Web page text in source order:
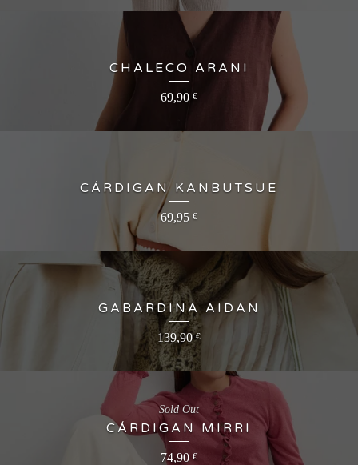
CHALECO ARANI
69,90 €
CÁRDIGAN KANBUTSUE
69,95 €
GABARDINA AIDAN
139,90€
CÁRDIGAN MIRRI
74,90 €
Sold Out